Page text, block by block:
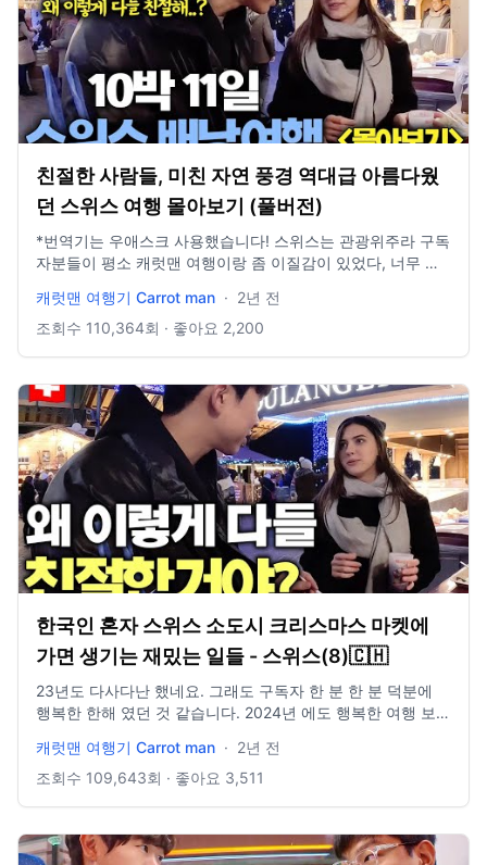
Instagram @half_traveler Business Mail
wjgoway@naver.com Camera Gopro10 Iphone 14pro
친절한 사람들, 미친 자연 풍경 역대급 아름다웠
던 스위스 여행 몰아보기 (풀버전)
*번역기는 우애스크 사용했습니다! 스위스는 관광위주라 구독
자분들이 평소 캐럿맨 여행이랑 좀 이질감이 있었다, 너무 풍
습니다 여행 경비 또한 많이 들었지만 사람들, 풍경 모든게 최
고였습니다. 나중에 돈 많이 벌어서 사랑하는 여자친구와 가족
캐럿맨 여행기 Carrot man · 2년 전
조회수 110,364회 · 좋아요 2,200
한국인 혼자 스위스 소도시 크리스마스 마켓에
가면 생기는 재밌는 일들 - 스위스(8)🇨🇭
23년도 다사다난 했네요. 그래도 구독자 한 분 한 분 덕분에
행복한 한해 였던 것 같습니다. 2024년 에도 행복한 여행 보여
다! 다들 복 많이 받으시고 행복으로 가득 찬 24년이 되시길
🟧인스타그램 https://instagram.com/carrotmantravel?
이폰 14 pro 인스타 360 X3 인스타 360 ONE RS (360도 드
캐럿맨 여행기 Carrot man · 2년 전
조회수 109,643회 · 좋아요 3,511